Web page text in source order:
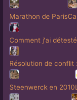
Marathon de Paris
Comment j'ai
Résolution de
Steenwerck en 2010